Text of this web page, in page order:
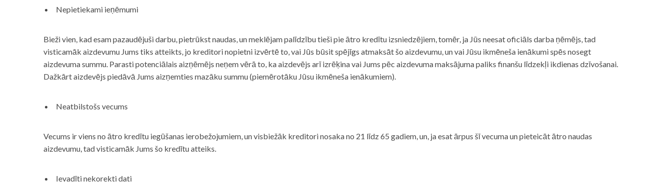
Nepietiekami ieņēmumi
Bieži vien, kad esam pazaudējuši darbu, pietrūkst naudas, un meklējam palīdzību tieši pie ātro kredītu izsniedzējiem, tomēr, ja Jūs neesat oficiāls darba ņēmējs, tad
visticamāk aizdevumu Jums tiks atteikts, jo kreditori nopietni izvērtē to, vai Jūs būsit spējīgs atmaksāt šo aizdevumu, un vai Jūsu ikmēneša ienākumi spēs nosegt
aizdevuma summu. Parasti potenciālais aizņēmējs neņem vērā to, ka aizdevējs arī izrēķina vai Jums pēc aizdevuma maksājuma paliks finanšu līdzekļi ikdienas dzīvošanai.
Dažkārt aizdevējs piedāvā Jums aizņemties mazāku summu (piemērotāku Jūsu ikmēneša ienākumiem).
Neatbilstošs vecums
Vecums ir viens no ātro kredītu iegūšanas ierobežojumiem, un visbiežāk kreditori nosaka no 21 līdz 65 gadiem, un, ja esat ārpus šī vecuma un pieteicāt ātro naudas
aizdevumu, tad visticamāk Jums šo kredītu atteiks.
Ievadīti nekorekti dati